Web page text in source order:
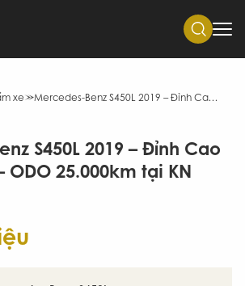
xe Mercedes-Benz S450L 2019 – Đỉnh Cao Sang Trọng – ODO 25.000km tại KN Luxury
S450L 2019 – Đỉnh Cao
ODO 25.000km tại KN